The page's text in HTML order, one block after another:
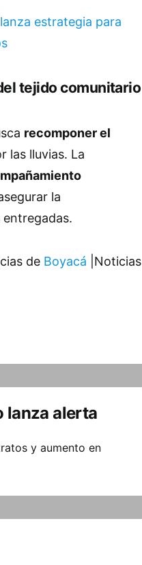
estrategia para
tejido comunitario
recomponer el
las lluvias. La
la
entregadas.
de Boyacá |Noticias
lanza alerta
y aumento en